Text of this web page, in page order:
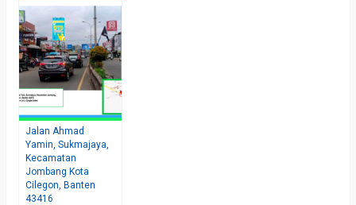
Jalan Ahmad
Yamin, Sukmajaya,
Kecamatan
Jombang Kota
Cilegon, Banten
43416